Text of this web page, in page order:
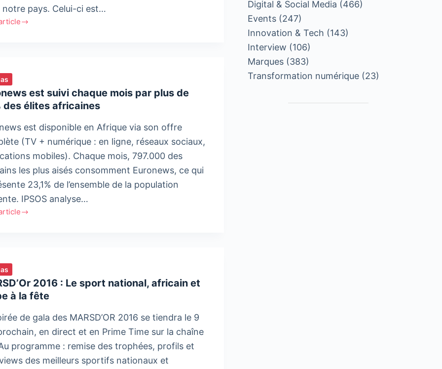
notre pays. Celui-ci est…
est suivi chaque mois par plus de
des élites africaines
est disponible en Afrique via son offre
(TV + numérique : en ligne, réseaux sociaux,
mobiles). Chaque mois, 797.000 des
les plus aisés consomment Euronews, ce qui
23,1% de l’ensemble de la population
IPSOS analyse…
2016 : Le sport national, africain et
à la fête
de gala des MARSD’OR 2016 se tiendra le 9
en direct et en Prime Time sur la chaîne
programme : remise des trophées, profils et
des meilleurs sportifs nationaux et
Digital & Social Media (466)
Events (247)
Innovation & Tech (143)
Interview (106)
Marques (383)
Transformation numérique (23)